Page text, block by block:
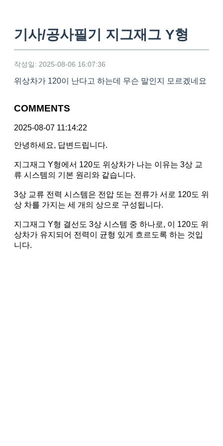
기사/공사필기 지그재그 Y형
작성일: 2025-08-06 16:07:36
위상차가 120이 난다고 하는데 무슨 말인지 모르겠네요
COMMENTS
2025-08-07 11:14:22
안녕하세요, 답변드립니다.
지그재그 Y형에서 120도 위상차가 나는 이유는 3상 교
류 시스템의 기본 원리와 같습니다.
3상 교류 전력 시스템은 전압 또는 전류가 서로 120도 위
상 차를 가지는 세 개의 상으로 구성됩니다.
지그재그 Y형 결선도 3상 시스템 중 하나로, 이 120도 위
상차가 유지되어 전력이 균형 있게 흐르도록 하는 것입
니다.